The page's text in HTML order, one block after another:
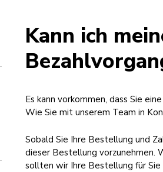
Kann ich
Es kann vorkommen, dass Sie
Wie Sie mit unserem Team in
Sobald Sie Ihre Bestellung und
dieser Bestellung vorzunehmen.
sollten wir Ihre Bestellung für Sie